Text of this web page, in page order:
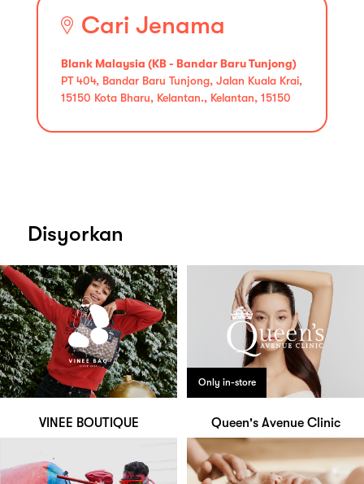
Cari Jenama
Blank Malaysia (KB - Bandar Baru Tunjong)
PT 404, Bandar Baru Tunjong, Jalan Kuala Krai,
15150 Kota Bharu, Kelantan., Kelantan, 15150
Disyorkan
VINEE BOUTIQUE
Only in-store
Queen's Avenue Clinic